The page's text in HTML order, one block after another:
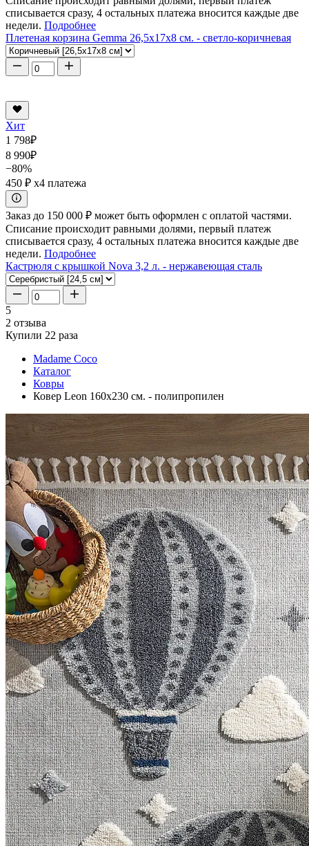
списывается сразу, 4 остальных платежа вносится каждые две
недели. Подробнее
Плетеная корзина Gemma 26,5x17x8 см. - светло-коричневая
Хит
1 798₽
8 990₽
−80%
450 ₽ x4 платежа
Заказ до 150 000 ₽ может быть оформлен с оплатой частями.
Списание происходит равными долями, первый платеж
списывается сразу, 4 остальных платежа вносится каждые две
недели. Подробнее
Кастрюля с крышкой Nova 3,2 л. - нержавеющая сталь
5
2 отзыва
Купили 22 раза
Madame Coco
Каталог
Ковры
Ковер Leon 160x230 см. - полипропилен